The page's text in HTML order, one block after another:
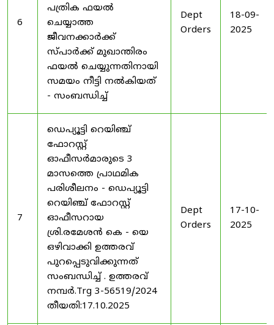
6
പത്രിക ഫയൽ
ചെയ്യാത്ത
ജീവനക്കാർക്ക്
സ്പാർക്ക് മുഖാന്തിരം
ഫയൽ ചെയ്യുന്നതിനായി
സമയം നീട്ടി നൽകിയത്
- സംബന്ധിച്ച്
Dept
Orders
18-09-
2025
7
ഡെപ്യൂട്ടി റെയിഞ്ച്
ഫോറസ്റ്റ്
ഓഫീസർമാരുടെ 3
മാസത്തെ പ്രാഥമിക
പരിശീലനം - ഡെപ്യൂട്ടി
റെയിഞ്ച് ഫോറസ്റ്റ്
ഓഫീസറായ
ശ്രി.രമേശൻ കെ - യെ
ഒഴിവാക്കി ഉത്തരവ്
പുറപ്പെടുവിക്കുന്നത്
സംബന്ധിച്ച് . ഉത്തരവ്
നമ്പർ.Trg 3-56519/2024
തീയതി:17.10.2025
Dept
Orders
17-10-
2025